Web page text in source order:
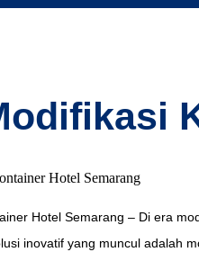
Hotel Semarang – Di era
inovatif yang muncul adalah